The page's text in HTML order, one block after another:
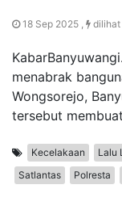
18 Sep 2025 , dilihat
menabrak
Wongsorejo,
tersebut
Kecelakaan Lalu
Satlantas
Polresta